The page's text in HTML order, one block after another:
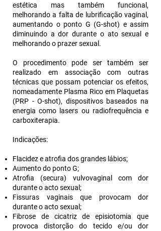
estética mas também funcional,
melhorando a falta de lubrificação vaginal,
aumentando o ponto G (G-shot) e assim
diminuindo a dor durante o ato sexual e
melhorando o prazer sexual.
O procedimento pode ser também ser
realizado em associação com outras
técnicas que possam potenciar os efeitos,
nomeadamente Plasma Rico em Plaquetas
(PRP - O-shot), dispositivos baseados na
energia como lasers ou radiofrequência e
carboxiterapia.
Indicações:
Flacidez e atrofia dos grandes lábios;
Aumento do ponto G;
Atrofia (secura) vulvovaginal com dor
durante o acto sexual;
Fissuras vaginais que provocam dor
durante o acto sexual;
Fibrose de cicatriz de episiotomia que
provoca distorção do tecido e/ou dor